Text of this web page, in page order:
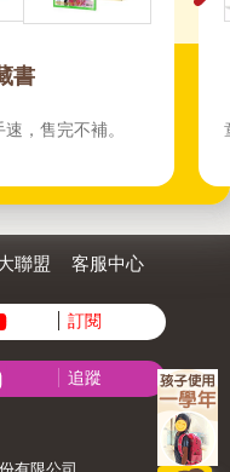
書
聯盟 客服中心
訂閱
追蹤